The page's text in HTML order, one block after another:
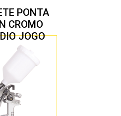
PONTA
CROMO
JOGO
PEÇAS